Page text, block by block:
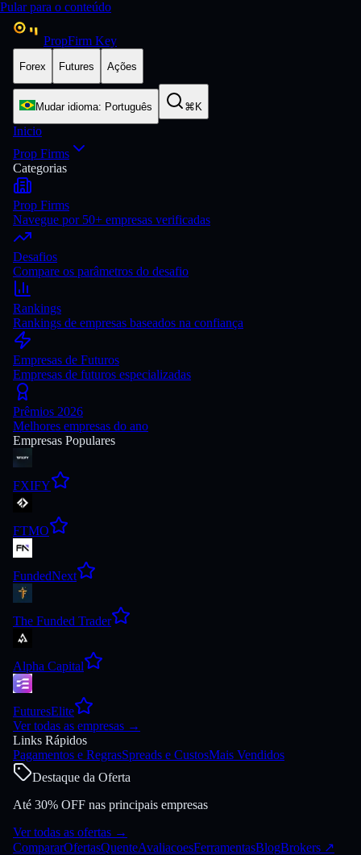
Pular para o conteúdo
PropFirm Key
Forex Futures Ações
Mudar idioma: Português ⌘K
Inicio
Prop Firms
Categorias
Prop Firms
Navegue por 50+ empresas verificadas
Desafios
Compare os parâmetros do desafio
Rankings
Rankings de empresas baseados na confiança
Empresas de Futuros
Empresas de futuros especializadas
Prêmios 2026
Melhores empresas do ano
Empresas Populares
FXIFY
FTMO
FundedNext
The Funded Trader
Alpha Capital
FuturesElite
Ver todas as empresas →
Links Rápidos
Pagamentos e RegrasSpreads e CustosMais Vendidos
Destaque da Oferta
Até 30% OFF nas principais empresas
Ver todas as ofertas →
CompararOfertasQuenteAvaliacoesFerramentasBlogBrokers ↗